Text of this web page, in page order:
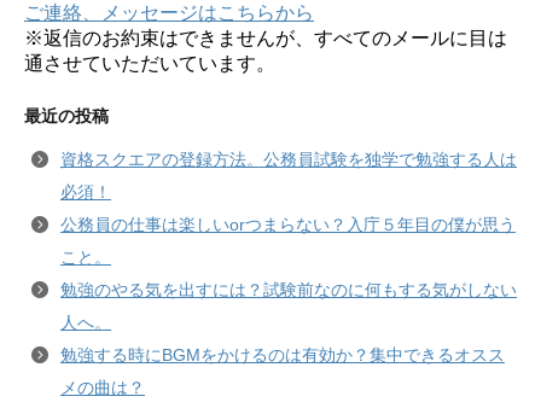
ご連絡、メッセージはこちらから
※返信のお約束はできませんが、すべてのメールに目は
通させていただいています。
最近の投稿
資格スクエアの登録方法。公務員試験を独学で勉強する人は
必須！
公務員の仕事は楽しいorつまらない？入庁５年目の僕が思う
こと。
勉強のやる気を出すには？試験前なのに何もする気がしない
人へ。
勉強する時にBGMをかけるのは有効か？集中できるオスス
メの曲は？